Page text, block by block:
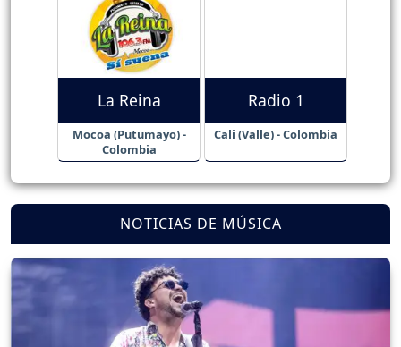
La Reina
Mocoa (Putumayo) -
Colombia
Radio 1
Cali (Valle) - Colombia
NOTICIAS DE MÚSICA